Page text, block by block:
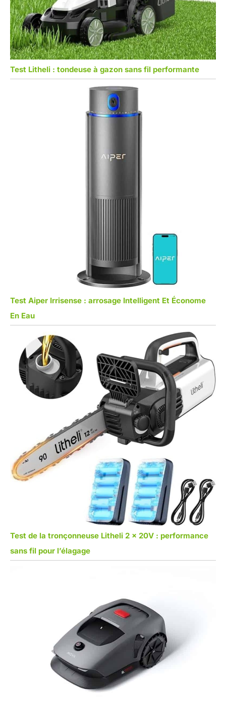
Test Litheli : tondeuse à gazon sans fil performante
Test Aiper Irrisense : arrosage Intelligent Et Économe
En Eau
Test de la tronçonneuse Litheli 2 x 20V : performance
sans fil pour l’élagage